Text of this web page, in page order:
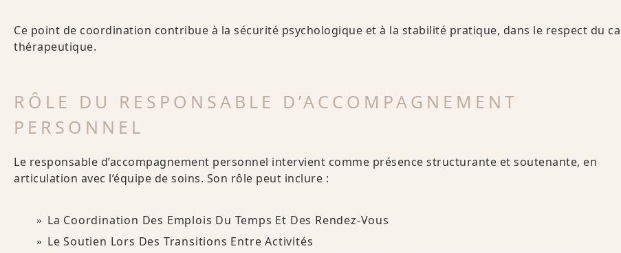
Ce point de coordination contribue à la sécurité psychologique et à la stabilité pratique, dans le respect du
thérapeutique.
RÔLE DU RESPONSABLE D’ACCOMPAGNEMENT
PERSONNEL
Le responsable d’accompagnement personnel intervient comme présence structurante et soutenante, en
articulation avec l’équipe de soins. Son rôle peut inclure :
La Coordination Des Emplois Du Temps Et Des Rendez-Vous
Le Soutien Lors Des Transitions Entre Activités